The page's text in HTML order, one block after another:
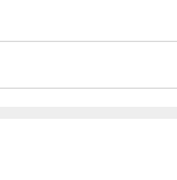
empower